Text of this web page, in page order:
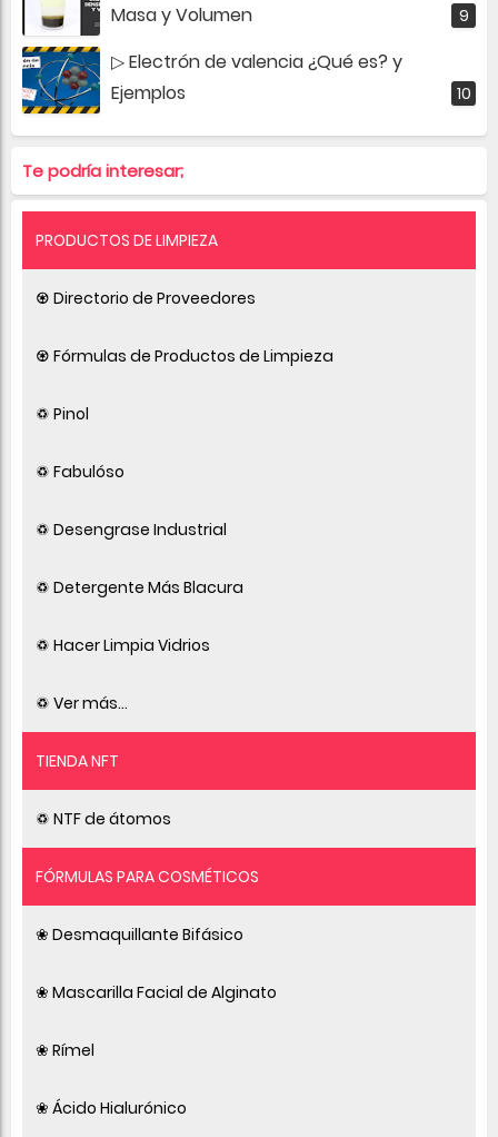
Masa y Volumen
▷ Electrón de valencia ¿Qué es? y
Ejemplos
Te podría interesar;
PRODUCTOS DE LIMPIEZA
♼ Directorio de Proveedores
♼ Fórmulas de Productos de Limpieza
♽ Pinol
♽ Fabulóso
♽ Desengrase Industrial
♽ Detergente Más Blacura
♽ Hacer Limpia Vidrios
♽ Ver más...
TIENDA NFT
♽ NTF de átomos
FÓRMULAS PARA COSMÉTICOS
❀ Desmaquillante Bifásico
❀ Mascarilla Facial de Alginato
❀ Rímel
❀ Ácido Hialurónico